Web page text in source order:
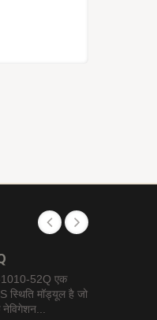
52Q एक
स्थिति मॉड्यूल है जो
नेविगेशन...